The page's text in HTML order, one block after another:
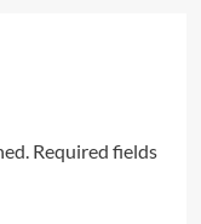
Required fields